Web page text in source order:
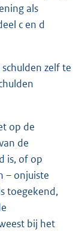
als
c en d
zelf te
op de
de
is, of op
– onjuiste
toegekend,
bij het